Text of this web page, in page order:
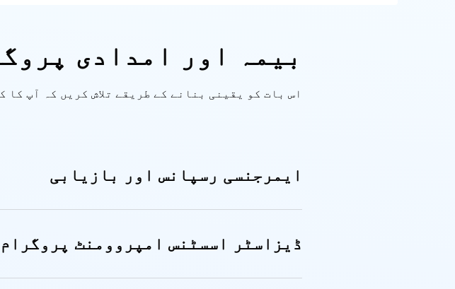
بیمہ اور امدادی
اس بات کو یقینی بنانے کے طریقے تلاش کریں کہ آپ
ایمرجنسی رسپانس اور بازیابی
ڈیزاسٹر اسسٹنس امپروومنٹ پروگرام